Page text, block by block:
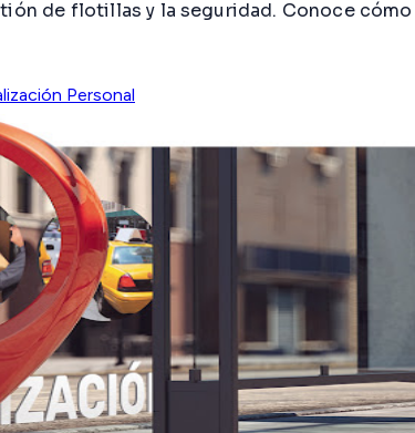
de flotillas y la seguridad. Conoce
Personal